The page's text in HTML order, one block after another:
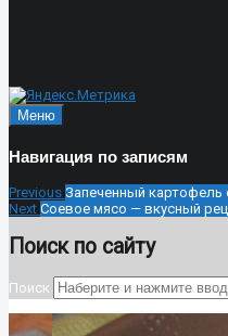
Меню
Навигация по записям
Previous Запеченный
Next Соевое мясо — вкусный
Поиск по сайту
Поиск